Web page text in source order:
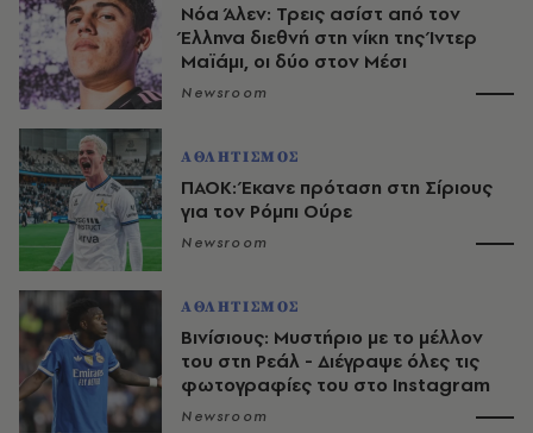
Νόα Άλεν: Τρεις ασίστ από τον
Έλληνα διεθνή στη νίκη της Ίντερ
Μαϊάμι, οι δύο στον Μέσι
Newsroom
ΑΘΛΗΤΙΣΜΟΣ
ΠΑΟΚ: Έκανε πρόταση στη Σίριους
για τον Ρόμπι Ούρε
Newsroom
ΑΘΛΗΤΙΣΜΟΣ
Βινίσιους: Μυστήριο με το μέλλον
του στη Ρεάλ - Διέγραψε όλες τις
φωτογραφίες του στο Instagram
Newsroom